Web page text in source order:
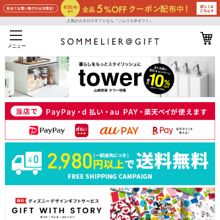
人気のカタログギフトなら『ソムリエ＠ギフト』
メニュー